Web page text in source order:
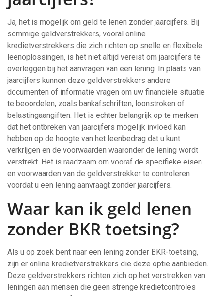
Ja, het is mogelijk om geld te lenen zonder jaarcijfers. Bij
sommige geldverstrekkers, vooral online
kredietverstrekkers die zich richten op snelle en flexibele
leenoplossingen, is het niet altijd vereist om jaarcijfers te
overleggen bij het aanvragen van een lening. In plaats van
jaarcijfers kunnen deze geldverstrekkers andere
documenten of informatie vragen om uw financiële situatie
te beoordelen, zoals bankafschriften, loonstroken of
belastingaangiften. Het is echter belangrijk op te merken
dat het ontbreken van jaarcijfers mogelijk invloed kan
hebben op de hoogte van het leenbedrag dat u kunt
verkrijgen en de voorwaarden waaronder de lening wordt
verstrekt. Het is raadzaam om vooraf de specifieke eisen
en voorwaarden van de geldverstrekker te controleren
voordat u een lening aanvraagt zonder jaarcijfers.
Waar kan ik geld lenen
zonder BKR toetsing?
Als u op zoek bent naar een lening zonder BKR-toetsing,
zijn er online kredietverstrekkers die deze optie aanbieden.
Deze geldverstrekkers richten zich op het verstrekken van
leningen aan mensen die geen strenge kredietcontroles